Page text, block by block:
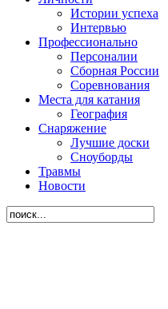
Истории успеха
Интервью
Профессионально
Персоналии
Сборная России
Соревнования
Места для катания
География
Снаряжение
Лучшие доски
Сноуборды
Травмы
Новости